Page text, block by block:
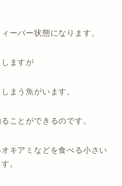
ーバー状態になります。
ますが
まう魚がいます。
ことができるのです。
キアミなどを食べる小さい
。